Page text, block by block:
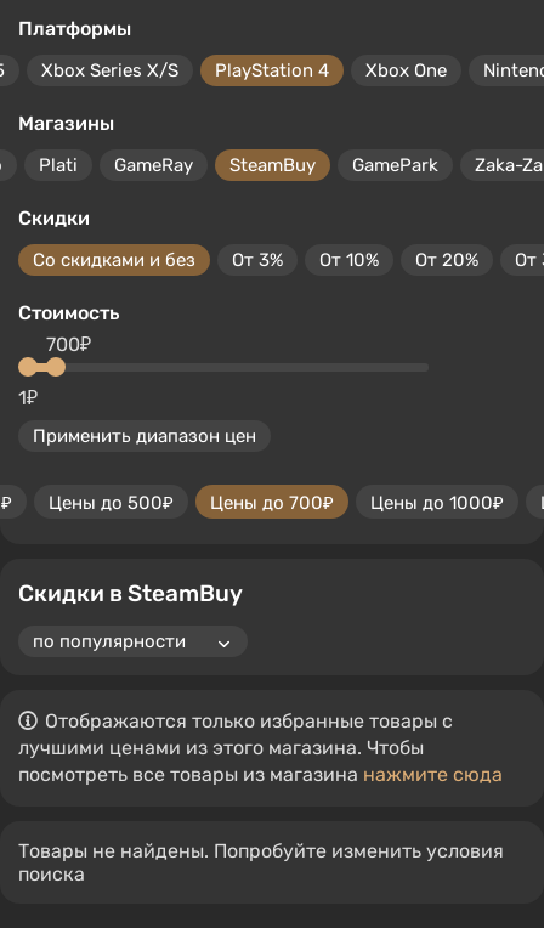
Платформы
Xbox Series X/S PlayStation 4 Xbox One
Магазины
Plati GameRay SteamBuy GamePark Zaka-
Скидки
Со скидками и без От 3% От 10% От 20% От
Стоимость
1₽
700₽
Применить диапазон цен
Цены до 500₽ Цены до 700₽ Цены до 1000₽
Скидки в SteamBuy
Отображаются только избранные товары с
лучшими ценами из этого магазина. Чтобы
посмотреть все товары из магазина нажмите сюда
Товары не найдены. Попробуйте изменить условия
поиска